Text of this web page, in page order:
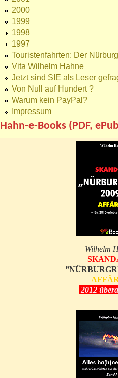
2000
1999
1998
1997
Touristenfahrten: Der
Vita Wilhelm Hahne
Jetzt sind SIE als Leser
Von Null auf Hundert ?
Warum kein PayPal?
Impressum
Hahn-e-Books (PDF,
Wilhelm
2012